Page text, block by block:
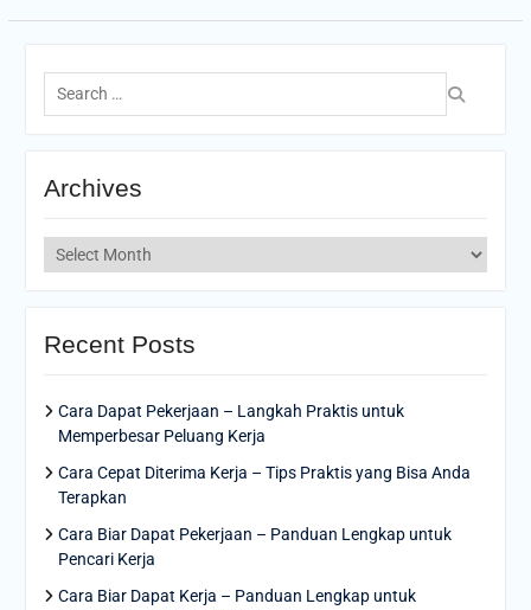
Search
for:
Archives
Archives
Recent Posts
Cara Dapat Pekerjaan – Langkah Praktis untuk
Memperbesar Peluang Kerja
Cara Cepat Diterima Kerja – Tips Praktis yang Bisa Anda
Terapkan
Cara Biar Dapat Pekerjaan – Panduan Lengkap untuk
Pencari Kerja
Cara Biar Dapat Kerja – Panduan Lengkap untuk